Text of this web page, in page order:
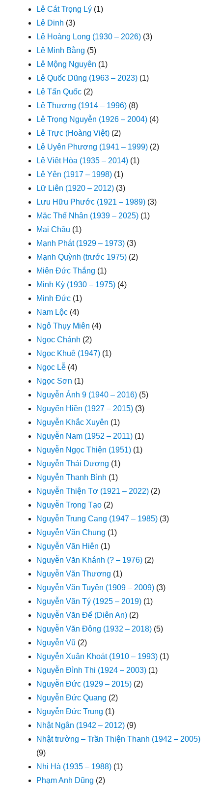
Lê Cát Trọng Lý (1)
Lê Dinh (3)
Lê Hoàng Long (1930 – 2026) (3)
Lê Minh Bằng (5)
Lê Mộng Nguyên (1)
Lê Quốc Dũng (1963 – 2023) (1)
Lê Tấn Quốc (2)
Lê Thương (1914 – 1996) (8)
Lê Trọng Nguyễn (1926 – 2004) (4)
Lê Trực (Hoàng Việt) (2)
Lê Uyên Phương (1941 – 1999) (2)
Lê Việt Hòa (1935 – 2014) (1)
Lê Yên (1917 – 1998) (1)
Lữ Liên (1920 – 2012) (3)
Lưu Hữu Phước (1921 – 1989) (3)
Mặc Thế Nhân (1939 – 2025) (1)
Mai Châu (1)
Mạnh Phát (1929 – 1973) (3)
Mạnh Quỳnh (trước 1975) (2)
Miên Đức Thắng (1)
Minh Kỳ (1930 – 1975) (4)
Minh Đức (1)
Nam Lộc (4)
Ngô Thụy Miên (4)
Ngọc Chánh (2)
Ngọc Khuê (1947) (1)
Ngọc Lễ (4)
Ngọc Sơn (1)
Nguyễn Ánh 9 (1940 – 2016) (5)
Nguyển Hiền (1927 – 2015) (3)
Nguyễn Khắc Xuyên (1)
Nguyễn Nam (1952 – 2011) (1)
Nguyễn Ngọc Thiện (1951) (1)
Nguyễn Thái Dương (1)
Nguyễn Thanh Bình (1)
Nguyễn Thiện Tơ (1921 – 2022) (2)
Nguyễn Trọng Tạo (2)
Nguyễn Trung Cang (1947 – 1985) (3)
Nguyễn Văn Chung (1)
Nguyễn Văn Hiên (1)
Nguyễn Văn Khánh (? – 1976) (2)
Nguyễn Văn Thương (1)
Nguyễn Văn Tuyên (1909 – 2009) (3)
Nguyễn Văn Tý (1925 – 2019) (1)
Nguyễn Văn Để (Diên An) (2)
Nguyễn Văn Đông (1932 – 2018) (5)
Nguyễn Vũ (2)
Nguyễn Xuân Khoát (1910 – 1993) (1)
Nguyễn Đình Thi (1924 – 2003) (1)
Nguyễn Đức (1929 – 2015) (2)
Nguyễn Đức Quang (2)
Nguyễn Đức Trung (1)
Nhật Ngân (1942 – 2012) (9)
Nhật trường – Trần Thiện Thanh (1942 – 2005)
(9)
Nhị Hà (1935 – 1988) (1)
Phạm Anh Dũng (2)